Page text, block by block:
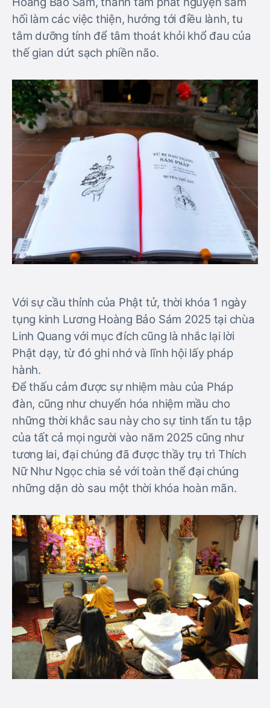
hối làm các việc thiện, hướng tới điều lành, tu
tâm dưỡng tính để tâm thoát khỏi khổ đau của
thế gian dứt sạch phiền não.
Với sự cầu thỉnh của Phật tử, thời khóa 1 ngày
tụng kinh Lương Hoàng Bảo Sám 2025 tại chùa
Linh Quang với mục đích cũng là nhắc lại lời
Phật dạy, từ đó ghi nhớ và lĩnh hội lấy pháp
hành.
Để thấu cảm được sự nhiệm màu của Pháp
đàn, cũng như chuyển hóa nhiệm mầu cho
những thời khắc sau này cho sự tinh tấn tu tập
của tất cả mọi người vào năm 2025 cũng như
tương lai, đại chúng đã được thầy trụ trì Thích
Nữ Như Ngọc chia sẻ với toàn thể đại chúng
những dặn dò sau một thời khóa hoàn mãn.